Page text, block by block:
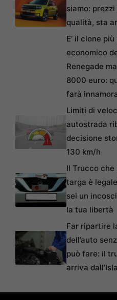
siamo:
qualità, sta
E’ il clone
economico
Renegade
8000 euro:
farà
Limiti di
autostrada
decisione
130 km/h
Il Trucco che
targa è
sei un
la tua libertà
Far ripartire
dell’auto
può fare: il
arriva